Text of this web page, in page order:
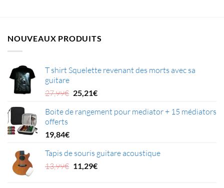
NOUVEAUX PRODUITS
T shirt Squelette revenant des morts avec sa
guitare
27,99€ Le
initial
25,21€Le
actuel
Boite de rangement pour mediator + 15 médiators
offerts
19,84€
Tapis de souris guitare acoustique
13,99€ Le
11,29€Le